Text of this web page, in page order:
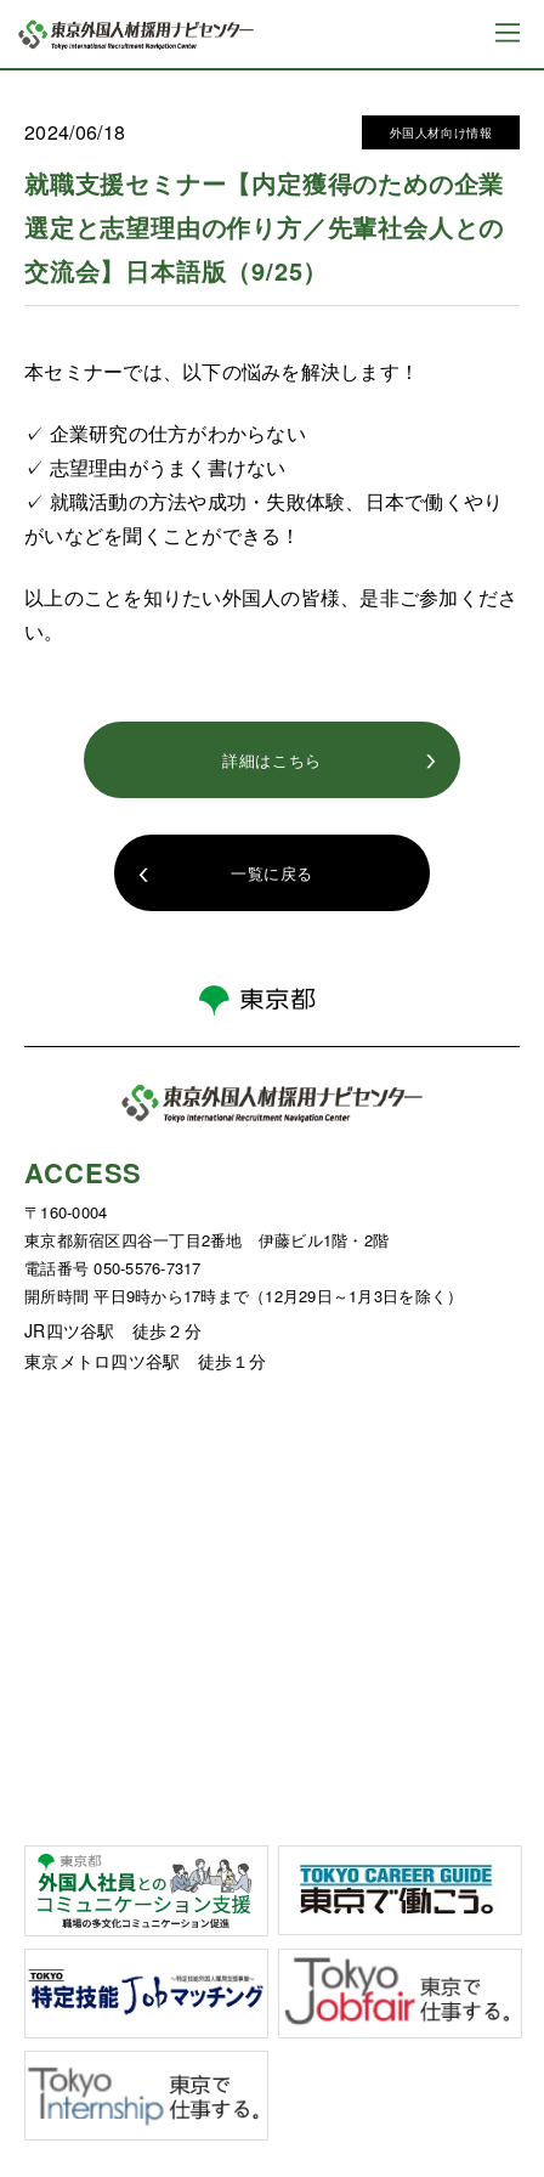
外国人材向け情報
2024/06/18
就職支援セミナー【内定獲得のための企業
選定と志望理由の作り方／先輩社会人との
交流会】日本語版（9/25）
本セミナーでは、以下の悩みを解決します！
✓ 企業研究の仕方がわからない
✓ 志望理由がうまく書けない
✓ 就職活動の方法や成功・失敗体験、日本で働くやり
がいなどを聞くことができる！
以上のことを知りたい外国人の皆様、是非ご参加くださ
い。
詳細はこちら
一覧に戻る
ACCESS
〒160-0004
東京都新宿区四谷一丁目2番地 伊藤ビル1階・2階
電話番号 050-5576-7317
開所時間 平日9時から17時まで（12月29日～1月3日を除く）
JR四ツ谷駅 徒歩２分
東京メトロ四ツ谷駅 徒歩１分